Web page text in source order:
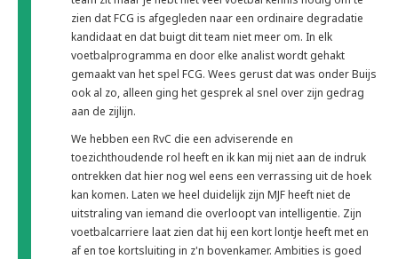
zien dat FCG is afgegleden naar een ordinaire degradatie
kandidaat en dat buigt dit team niet meer om. In elk
voetbalprogramma en door elke analist wordt gehakt
gemaakt van het spel FCG. Wees gerust dat was onder Buijs
ook al zo, alleen ging het gesprek al snel over zijn gedrag
aan de zijlijn.
We hebben een RvC die een adviserende en
toezichthoudende rol heeft en ik kan mij niet aan de indruk
ontrekken dat hier nog wel eens een verrassing uit de hoek
kan komen. Laten we heel duidelijk zijn MJF heeft niet de
uitstraling van iemand die overloopt van intelligentie. Zijn
voetbalcarriere laat zien dat hij een kort lontje heeft met en
af en toe kortsluiting in z'n bovenkamer. Ambities is goed